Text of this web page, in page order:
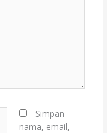
Simpan
nama, email,